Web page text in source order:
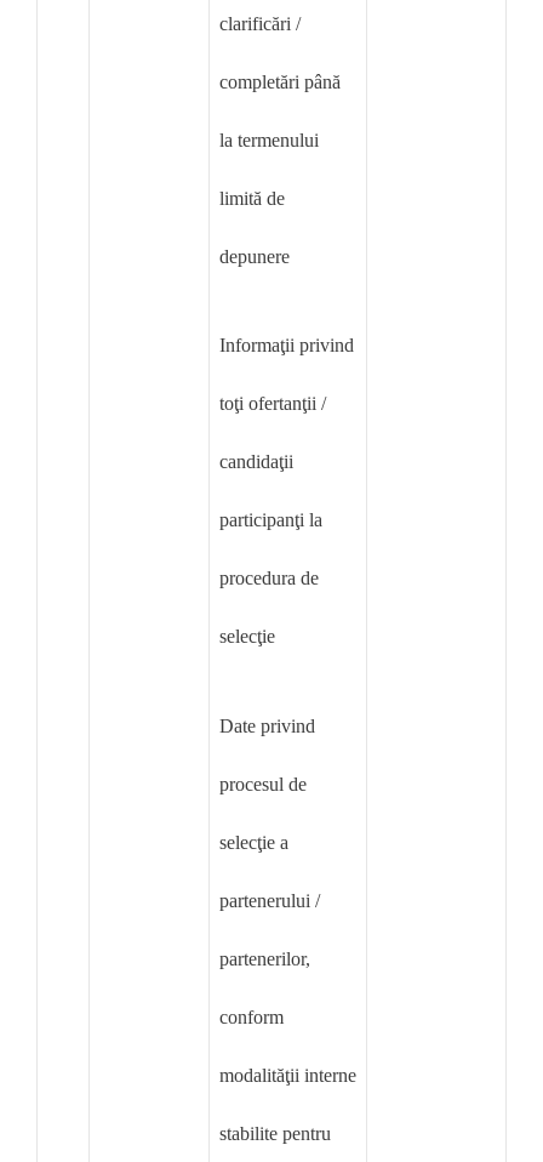
clarificări /
completări până
la termenului
limită de
depunere
Informaţii privind
toţi ofertanţii /
candidaţii
participanţi la
procedura de
selecţie
Date privind
procesul de
selecţie a
partenerului /
partenerilor,
conform
modalităţii interne
stabilite pentru